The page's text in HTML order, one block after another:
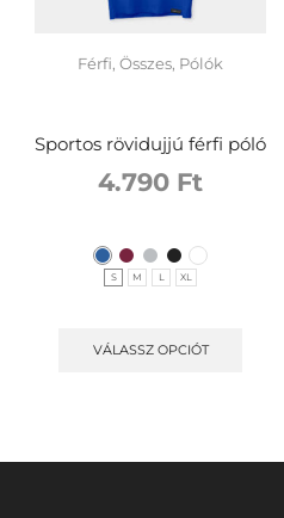
Férfi, Összes, Pólók
Sportos rövidujjú férfi póló
4.790 Ft
S M L XL
VÁLASSZ OPCIÓT